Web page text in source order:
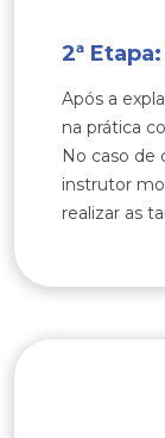
2ª
Após a
na prática
No caso de
instrutor
realizar as